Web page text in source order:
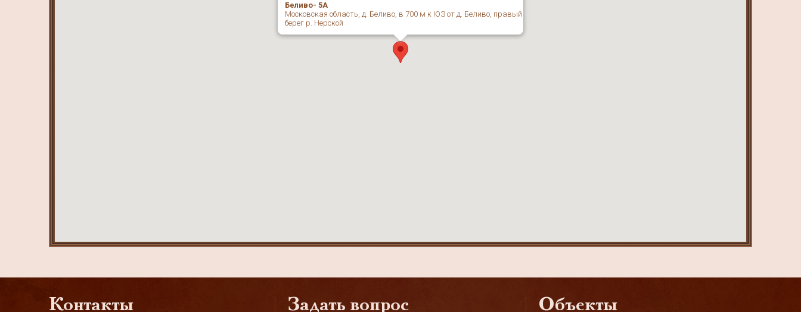
Беливо- 5А
Московская область, д. Беливо, в 700 м к ЮЗ от д. Беливо, правый
берег р. Нерской
Контакты Задать вопрос Объекты